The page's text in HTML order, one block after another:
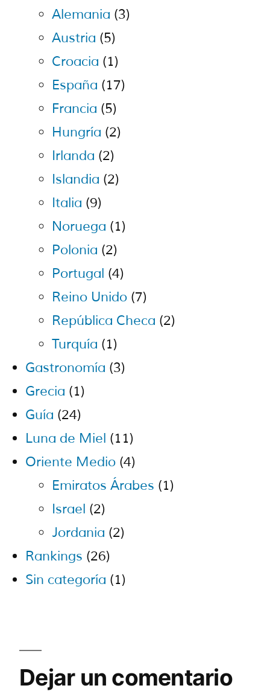
Alemania (3)
Austria (5)
Croacia (1)
España (17)
Francia (5)
Hungría (2)
Irlanda (2)
Islandia (2)
Italia (9)
Noruega (1)
Polonia (2)
Portugal (4)
Reino Unido (7)
República Checa (2)
Turquía (1)
Gastronomía (3)
Grecia (1)
Guía (24)
Luna de Miel (11)
Oriente Medio (4)
Emiratos Árabes (1)
Israel (2)
Jordania (2)
Rankings (26)
Sin categoría (1)
Dejar un comentario